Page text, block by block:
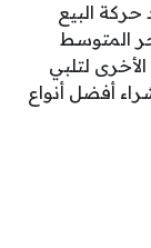
البيع
المتوسط
لتلبي
أفضل أنواع